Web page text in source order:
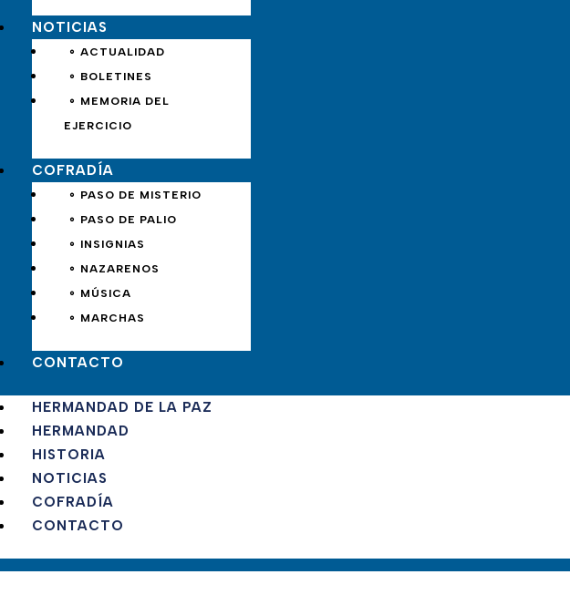
NOTICIAS
∘ ACTUALIDAD
∘ BOLETINES
∘ MEMORIA DEL
EJERCICIO
COFRADÍA
∘ PASO DE MISTERIO
∘ PASO DE PALIO
∘ INSIGNIAS
∘ NAZARENOS
∘ MÚSICA
∘ MARCHAS
CONTACTO
HERMANDAD DE LA PAZ
HERMANDAD
HISTORIA
NOTICIAS
COFRADÍA
CONTACTO